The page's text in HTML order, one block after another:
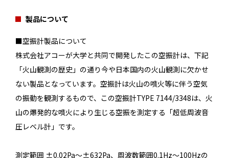
製品について
■空振計製品について
株式会社アコーが大学と共同で開発したこの空振計は、下記
「火山観測の歴史」の通り今や日本国内の火山観測に欠かせ
ない製品となっています。空振計は火山の噴火等に伴う空気
の振動を観測するもので、この空振計TYPE 7144/3348は、火
山の爆発的な噴火により生じる空振を測定する「超低周波音
圧レベル計」です。
測定範囲 ±0.02Pa～±632Pa、周波数範囲0.1Hz～100Hzの